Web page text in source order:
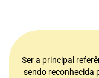
Ser a principal
sendo reconhecida